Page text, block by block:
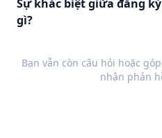
Sự khác biệt giữa đăng
gì?
Bạn vẫn còn câu hỏi hoặc
nhận phản